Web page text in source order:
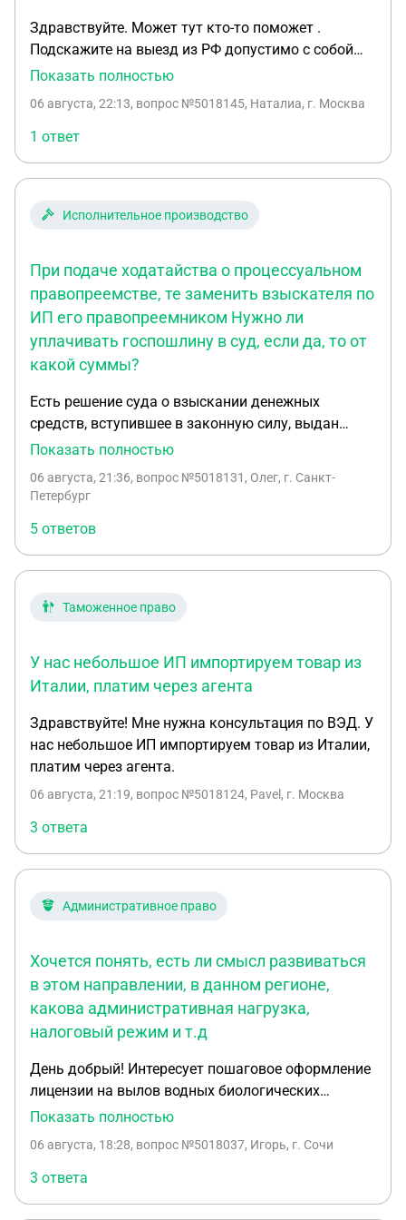
Здравствуйте. Может тут кто-то поможет .
Подскажите на выезд из РФ допустимо с собой
провести без декларации только 10 тыс
соответственно мне прийдется написать эту
декларацию. У меня источник дохода ИП студия
красоты с выручкой за 2026 год 2 миллиона ,
плачу все налоги . Был брокерский счет на 3
денег платила с них налог. Подскажите безопасно
проблем? Никогда так не делала и очень
переживаю
Показать полностью
06 августа, 22:13, вопрос №5018145, Наталиа, г. Москва
1 ответ
Исполнительное производство
При подаче ходатайства о процессуальном
правопреемстве, те заменить взыскателя по
ИП его правопреемником Нужно ли
уплачивать госпошлину в суд, если да, то от
какой суммы?
Есть решение суда о взыскании денежных
средств, вступившее в законную силу, выдан
исполнительный лист, возбуждено
момент не окончено. Между взыскателем и
прав требования) этого долга. При подаче
ходатайства о процессуальном правопреемстве,
те заменить взыскателя по ИП его
правопреемником Нужно ли уплачивать
госпошлину в суд, если да, то от какой суммы?
Показать полностью
06 августа, 21:36, вопрос №5018131, Олег, г. Санкт-
Петербург
5 ответов
Таможенное право
У нас небольшое ИП импортируем товар из
Италии, платим через агента
Здравствуйте! Мне нужна консультация по ВЭД. У
нас небольшое ИП импортируем товар из Италии,
платим через агента.
06 августа, 21:19, вопрос №5018124, Pavel, г. Москва
3 ответа
Административное право
Хочется понять, есть ли смысл развиваться
в этом направлении, в данном регионе,
какова административная нагрузка,
налоговый режим и т.д
День добрый! Интересует пошаговое оформление
лицензии на вылов водных биологических
ресурсов на территории Республики Карелия,в
самого начала: что актуальнее ООО или ИП ,
требования к судну,какой регистр, хочется видеть
картину в целом. Когда то занимался промыслом
Показать полностью
06 августа, 18:28, вопрос №5018037, Игорь, г. Сочи
3 ответа